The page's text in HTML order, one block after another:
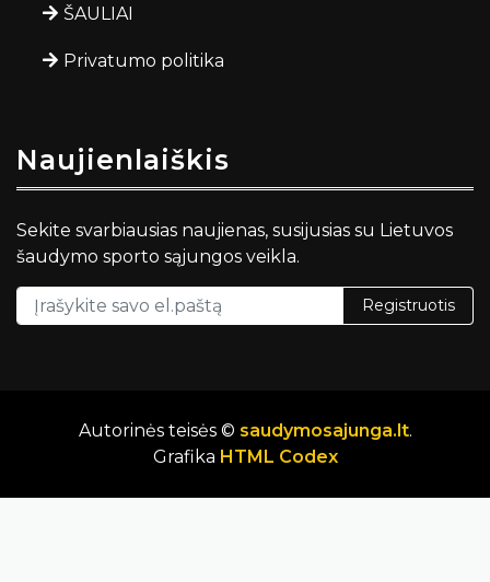
ŠAULIAI
Privatumo politika
Naujienlaiškis
Sekite svarbiausias naujienas, susijusias su Lietuvos
šaudymo sporto sąjungos veikla.
Registruotis
Autorinės teisės © saudymosajunga.lt.
Grafika HTML Codex